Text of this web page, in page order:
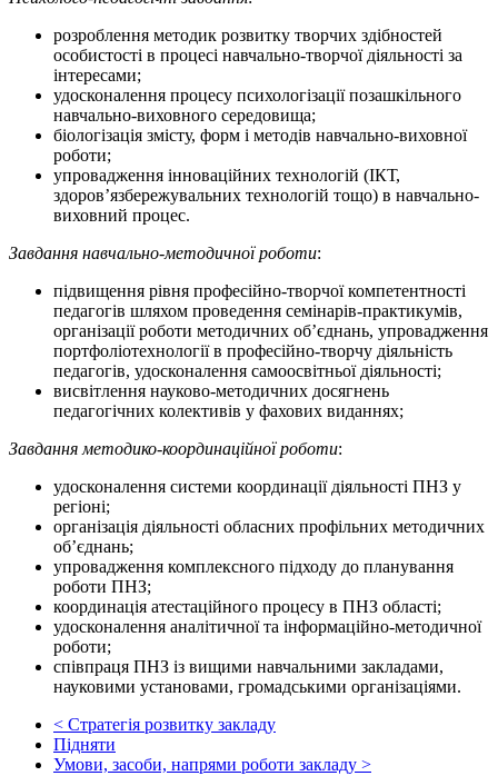
розроблення методик розвитку творчих здібностей
особистості в процесі навчально-творчої діяльності за
інтересами;
удосконалення процесу психологізації позашкільного
навчально-виховного середовища;
біологізація змісту, форм і методів навчально-виховної
роботи;
упровадження інноваційних технологій (ІКТ,
здоров’язбережувальних технологій тощо) в навчально-
виховний процес.
Завдання навчально-методичної роботи:
підвищення рівня професійно-творчої компетентності
педагогів шляхом проведення семінарів-практикумів,
організації роботи методичних об’єднань, упровадження
портфоліотехнології в професійно-творчу діяльність
педагогів, удосконалення самоосвітньої діяльності;
висвітлення науково-методичних досягнень
педагогічних колективів у фахових виданнях;
Завдання методико-координаційної роботи:
удосконалення системи координації діяльності ПНЗ у
регіоні;
організація діяльності обласних профільних методичних
об’єднань;
упровадження комплексного підходу до планування
роботи ПНЗ;
координація атестаційного процесу в ПНЗ області;
удосконалення аналітичної та інформаційно-методичної
роботи;
співпраця ПНЗ із вищими навчальними закладами,
науковими установами, громадськими організаціями.
< Стратегія розвитку закладу
Підняти
Умови, засоби, напрями роботи закладу >